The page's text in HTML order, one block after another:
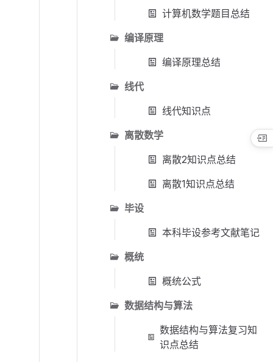
计算机数学题目总结
编译原理
编译原理总结
线代
线代知识点
离散数学
离散2知识点总结
离散1知识点总结
毕设
本科毕设参考文献笔记
概统
概统公式
数据结构与算法
数据结构与算法复习知
识点总结